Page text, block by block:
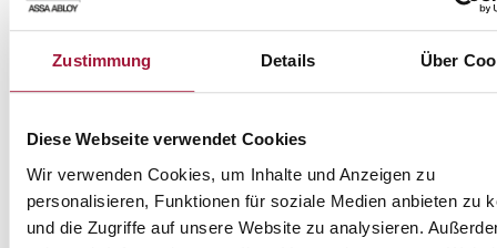
Zustimmung Details Über
Diese Webseite verwendet Cookies
Wir verwenden Cookies, um Inhalte und Anzeigen zu
personalisieren, Funktionen für soziale Medien anbieten zu
und die Zugriffe auf unsere Website zu analysieren.
Remaxbud
Bau des Städtischen Stadions,
Oper und Philharmonie in